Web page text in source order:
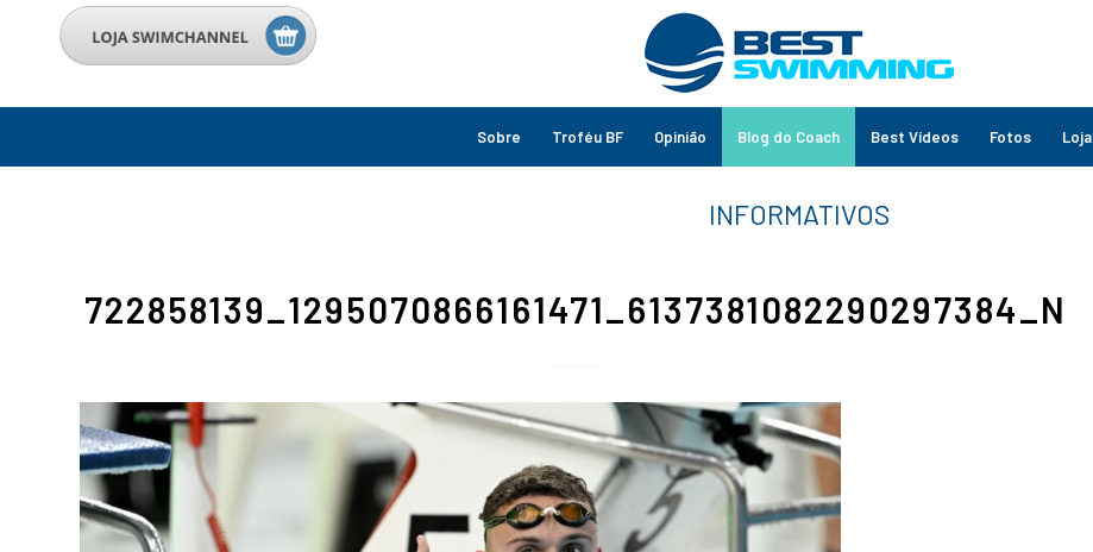
Sobre Troféu BF Opinião Blog do Coach Best Vídeos Fotos Loja
722858139_1295070866161471_6137381082290297384_N